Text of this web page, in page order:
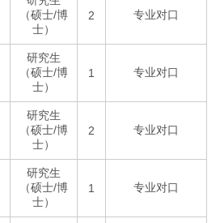
（硕士/博
士）
2 专业对口
研究生
（硕士/博
士）
1 专业对口
研究生
（硕士/博
士）
2 专业对口
研究生
（硕士/博
士）
1 专业对口